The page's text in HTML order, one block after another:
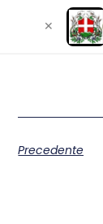
Precedente
✕